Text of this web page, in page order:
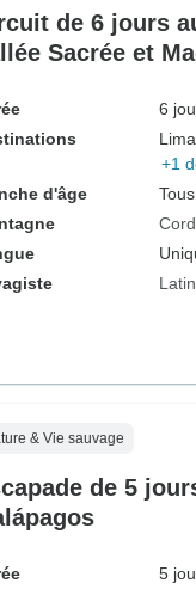
de 6 jours
Sacrée et
6
Lima,
+1
d'âge
& Vie sauvage
de 5
5